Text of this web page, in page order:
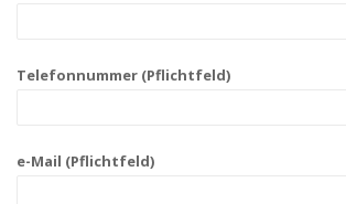
Telefonnummer (Pflichtfeld)
e-Mail (Pflichtfeld)